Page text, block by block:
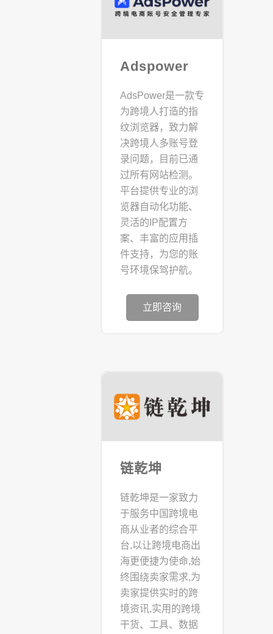
Adspower
AdsPower是一款专
为跨境人打造的指
纹浏览器，致力解
决跨境人多账号登
录问题，目前已通
过所有网站检测。
平台提供专业的浏
览器自动化功能、
灵活的IP配置方
案、丰富的应用插
件支持，为您的账
号环境保驾护航。
立即咨询
链乾坤
链乾坤是一家致力
于服务中国跨境电
商从业者的综合平
台,以让跨境电商出
海更便捷为使命,始
终围绕卖家需求,为
卖家提供实时的跨
境资讯,实用的跨境
干货、工具、数据